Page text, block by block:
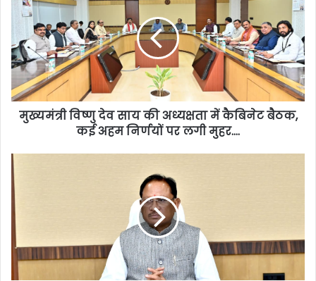
मुख्यमंत्री विष्णु देव साय की अध्यक्षता में कैबिनेट बैठक,
कई अहम निर्णयों पर लगी मुहर….